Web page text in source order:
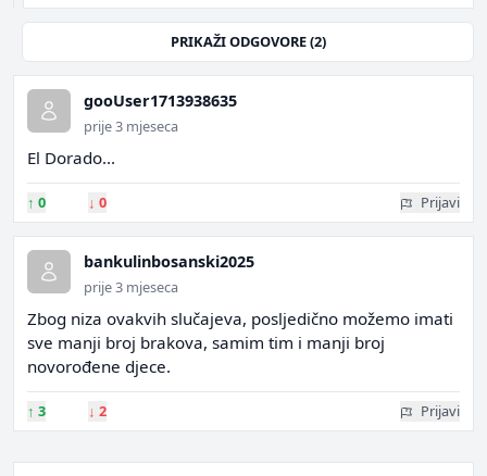
PRIKAŽI ODGOVORE (2)
gooUser1713938635
prije 3 mjeseca
El Dorado...
↑ 0 ↓ 0 Prijavi
bankulinbosanski2025
prije 3 mjeseca
Zbog niza ovakvih slučajeva, posljedično možemo imati
sve manji broj brakova, samim tim i manji broj
novorođene djece.
↑ 3 ↓ 2 Prijavi